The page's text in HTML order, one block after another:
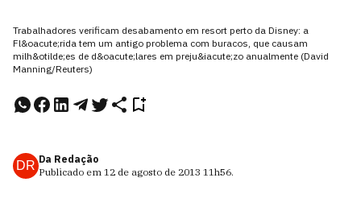
Trabalhadores verificam desabamento em resort perto da Disney: a
Fl&oacute;rida tem um antigo problema com buracos, que causam
milh&otilde;es de d&oacute;lares em preju&iacute;zo anualmente (David
Manning/Reuters)
DR Da Redação
Publicado em 12 de agosto de 2013 11h56.